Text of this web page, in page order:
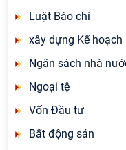
Luật Báo chí
xây dựng Kế hoạch
Ngân sách nhà
Ngoại tệ
Vốn Đầu tư
Bất động sản